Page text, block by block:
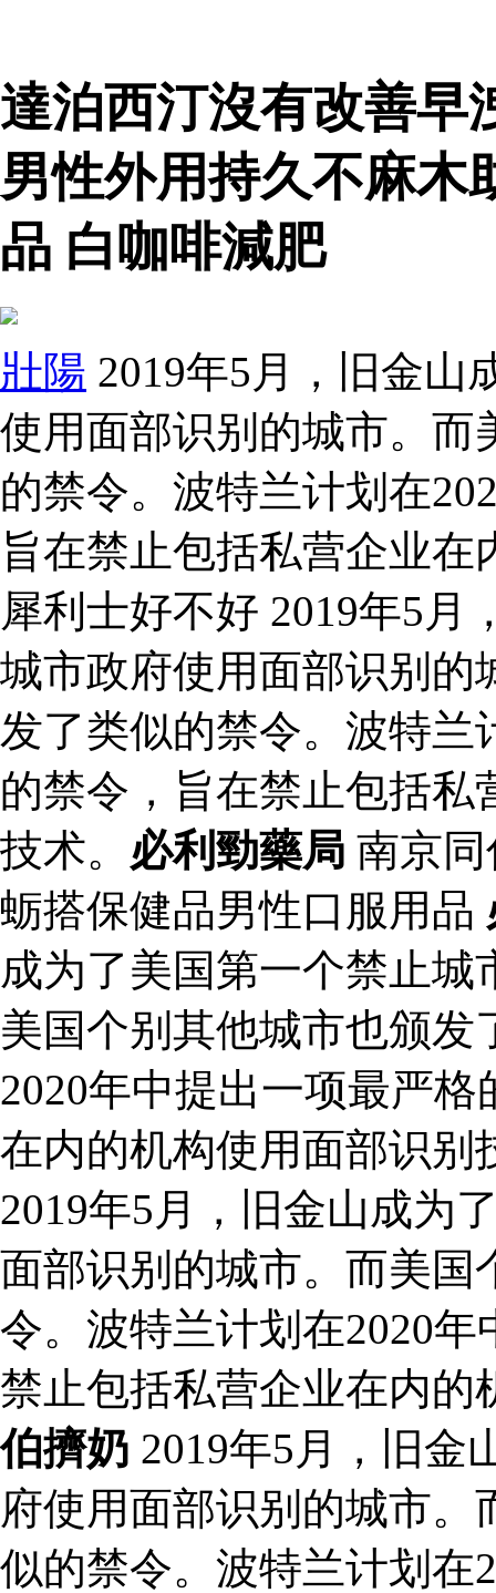
達泊西汀沒有改善早
男性外用持久不麻木
品 白咖啡減肥
壯陽 2019年5月，旧金山
使用面部识别的城市。而
的禁令。波特兰计划在
旨在禁止包括私营企业
犀利士好不好 2019年5
城市政府使用面部识别的
发了类似的禁令。波特兰
的禁令，旨在禁止包括
技术。 必利勁藥局 南京
蛎搭保健品男性口服用品
成为了美国第一个禁止
美国个别其他城市也颁
2020年中提出一项最严
在内的机构使用面部识别
2019年5月，旧金山成为
面部识别的城市。而美国
令。波特兰计划在2020
禁止包括私营企业在内
伯擠奶 2019年5月，旧金
府使用面部识别的城市
似的禁令。波特兰计划在